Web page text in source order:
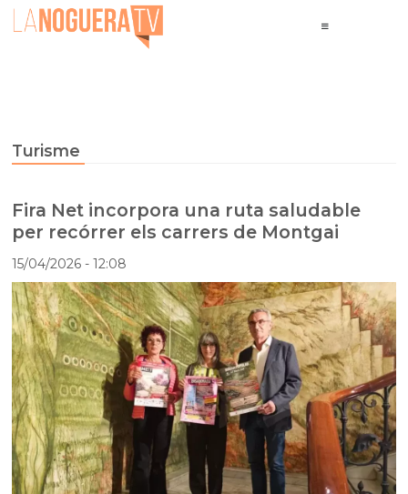
Turisme
Fira Net incorpora una ruta saludable
per recórrer els carrers de Montgai
15/04/2026- 12:08